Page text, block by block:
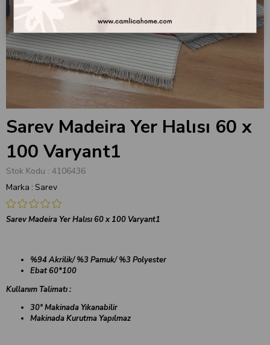
Sarev Madeira Yer Halısı 60 x
100 Varyant1
Stok Kodu
4106436
Marka : Sarev
Sarev Madeira Yer Halısı 60 x 100 Varyant1
%94 Akrilik/ %3 Pamuk/ %3 Polyester
Ebat 60*100
Kullanım Talimatı:
30° Makinada Yıkanabilir
Makinada Kurutma Yapılmaz